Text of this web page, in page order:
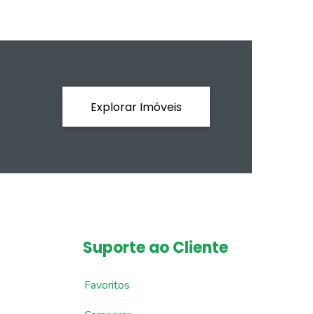
Explorar Imóveis
Suporte ao Cliente
Favoritos